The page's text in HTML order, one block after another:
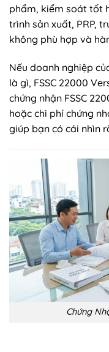
phẩm, kiểm soát tốt
trình sản xuất, PRP,
không phù hợp và
Nếu doanh nghiệp
là gì, FSSC 22000
chứng nhận FSSC
hoặc chi phí chứng
giúp bạn có cái nhìn
Chứng